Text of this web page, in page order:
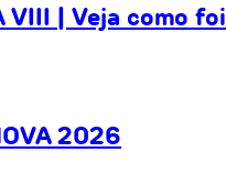
VIII | Veja como foi
2026